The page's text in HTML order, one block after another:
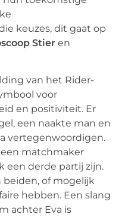
keuzes, dit gaat op
Stier en
van het Rider-
voor
en positiviteit. Er
een naakte man en
vertegenwoordigen.
matchmaker
een derde partij zijn.
beiden, of mogelijk
hebben. Een slang
achter Eva is